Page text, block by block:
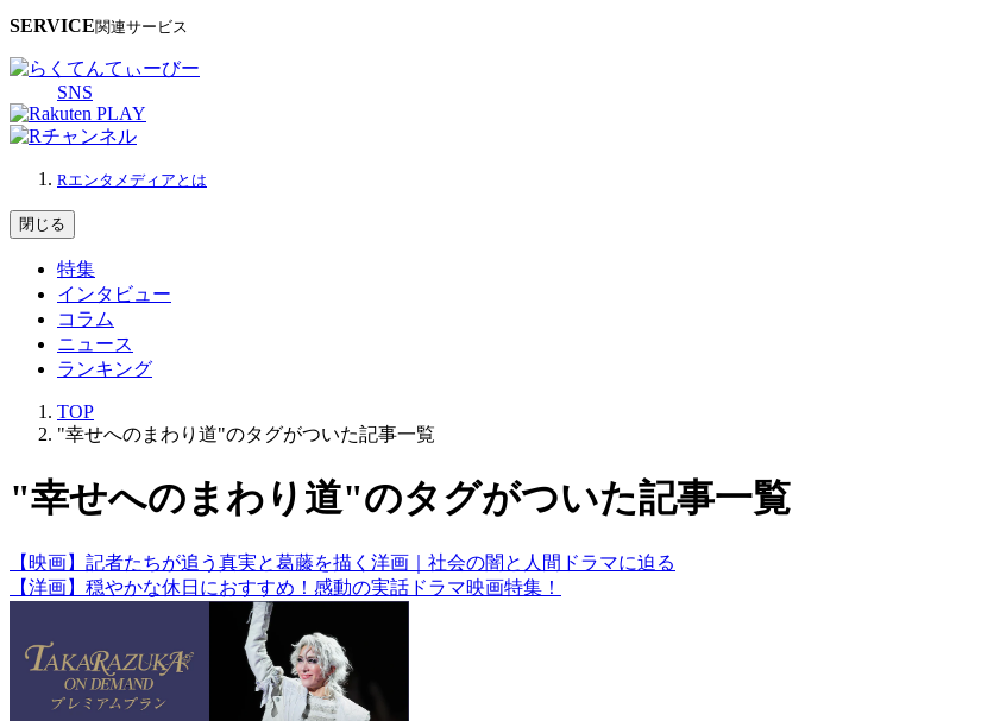
SERVICE関連サービス
SNS
Rエンタメディアとは
閉じる
特集
インタビュー
コラム
ニュース
ランキング
TOP
"幸せへのまわり道"のタグがついた記事一覧
"幸せへのまわり道"のタグがついた記事一覧
【映画】記者たちが追う真実と葛藤を描く洋画｜社会の闇と人間ドラマに迫る
【洋画】穏やかな休日におすすめ！感動の実話ドラマ映画特集！